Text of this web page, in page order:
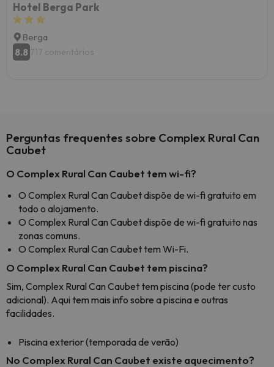
Hotel Berga Park
Berga
8.8 717 comentários
Perguntas frequentes sobre Complex Rural Can
Caubet
O Complex Rural Can Caubet tem wi-fi?
O Complex Rural Can Caubet dispõe de wi-fi gratuito em
todo o alojamento.
O Complex Rural Can Caubet dispõe de wi-fi gratuito nas
zonas comuns.
O Complex Rural Can Caubet tem Wi-Fi.
O Complex Rural Can Caubet tem piscina?
Sim, Complex Rural Can Caubet tem piscina (pode ter custo
adicional). Aqui tem mais info sobre a piscina e outras
facilidades.
Piscina exterior (temporada de verão)
No Complex Rural Can Caubet existe aquecimento?